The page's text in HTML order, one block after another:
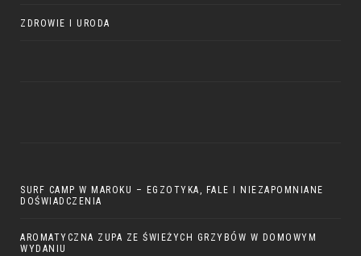
ZDROWIE I URODA
SURF CAMP W MAROKU – EGZOTYKA, FALE I NIEZAPOMNIANE
DOŚWIADCZENIA
AROMATYCZNA ZUPA ZE ŚWIEŻYCH GRZYBÓW W DOMOWYM
WYDANIU